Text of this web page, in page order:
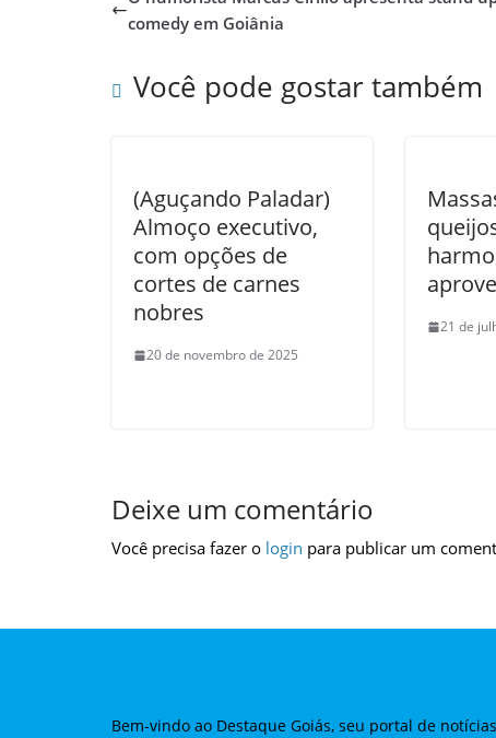
comedy em Goiânia
Você pode gostar também
(Aguçando Paladar)
Almoço executivo,
com opções de
cortes de carnes
nobres
20 de novembro de 2025
21 de
Deixe um comentário
Você precisa fazer o login para publicar um
Bem-vindo ao Destaque Goiás, seu portal de